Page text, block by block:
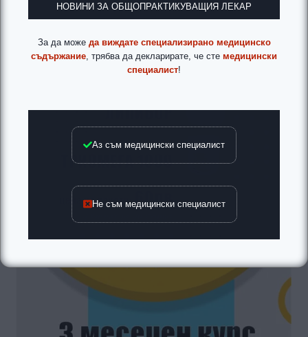
НОВИНИ ЗА ОБЩОПРАКТИКУВАЩИЯ ЛЕКАР
За да може да виждате специализирано медицинско
съдържание , трябва да декларирате, че сте медицински
специалист!
Аз съм медицински специалист
Не съм медицински специалист